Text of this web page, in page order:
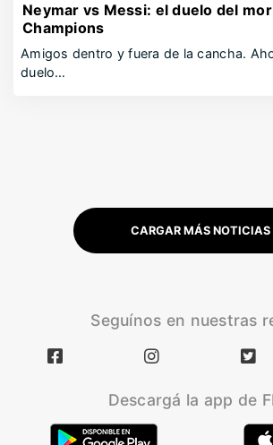
Neymar vs Messi: el duelo del
Champions
Amigos dentro y fuera de la cancha.
duelo…
CARGAR MÁS NOTICIAS
Seguínos en nuestras
Descargá la app de